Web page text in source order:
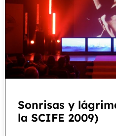
Sonrisas y
la SCIFE 2009)